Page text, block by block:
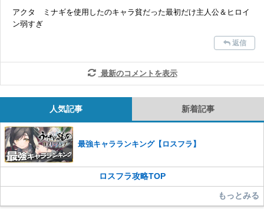
アクタ ミナギを使用したのキャラ貧だった最初だけ主人公＆ヒロイ
ン弱すぎ
返信
最新のコメントを表示
人気記事 新着記事
最強キャラランキング【ロスフラ】
ロスフラ攻略TOP
もっとみる